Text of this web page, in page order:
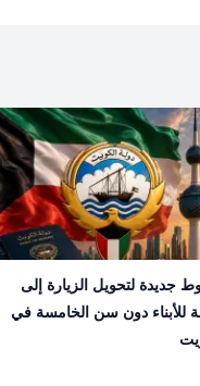
جديدة لتحويل الزيارة إلى
للأبناء دون سن الخامسة في